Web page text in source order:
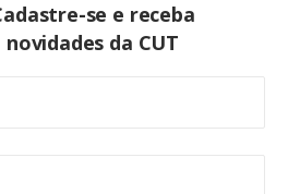
se e receba
novidades da CUT